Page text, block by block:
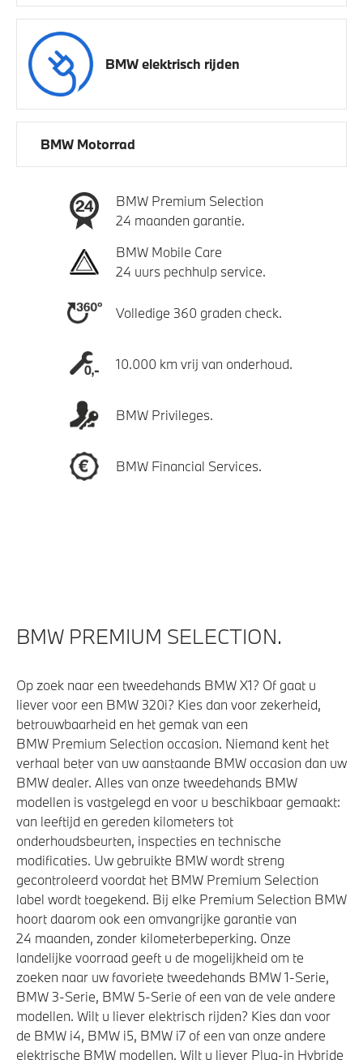
BMW elektrisch rijden
BMW Motorrad
BMW Premium Selection
24 maanden garantie.
BMW Mobile Care
24 uurs pechhulp service.
Volledige 360 graden check.
10.000 km vrij van onderhoud.
BMW Privileges.
BMW Financial Services.
BMW PREMIUM SELECTION.
Op zoek naar een tweedehands BMW X1? Of gaat u
liever voor een BMW 320i? Kies dan voor zekerheid,
betrouwbaarheid en het gemak van een
BMW Premium Selection occasion. Niemand kent het
verhaal beter van uw aanstaande BMW occasion dan uw
BMW dealer. Alles van onze tweedehands BMW
modellen is vastgelegd en voor u beschikbaar gemaakt:
van leeftijd en gereden kilometers tot
onderhoudsbeurten, inspecties en technische
modificaties. Uw gebruikte BMW wordt streng
gecontroleerd voordat het BMW Premium Selection
label wordt toegekend. Bij elke Premium Selection BMW
hoort daarom ook een omvangrijke garantie van
24 maanden, zonder kilometerbeperking. Onze
landelijke voorraad geeft u de mogelijkheid om te
zoeken naar uw favoriete tweedehands BMW 1-Serie,
BMW 3-Serie, BMW 5-Serie of een van de vele andere
modellen. Wilt u liever elektrisch rijden? Kies dan voor
de BMW i4, BMW i5, BMW i7 of een van onze andere
elektrische BMW modellen. Wilt u liever Plug-in Hybride